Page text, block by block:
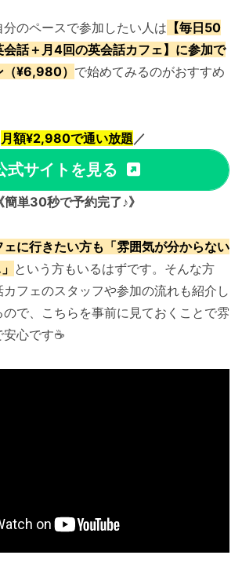
のペースで参加したい人は 【毎日50
話＋月4回の英会話カフェ】に参加で
（¥6,980） で始めてみるのがおすすめ
月額¥2,980で通い放題 ／
式サイトを見る
《簡単30秒で予約完了♪》
に行きたい方も「雰囲気が分からない
という方もいるはずです。そんな方
フェのスタッフや参加の流れも紹介し
で、こちらを事前に見ておくことで雰
心です☕️